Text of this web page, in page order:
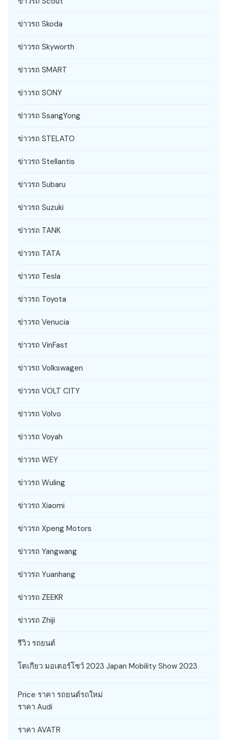
ข่าวรถ Skoda
ข่าวรถ Skyworth
ข่าวรถ SMART
ข่าวรถ SONY
ข่าวรถ SsangYong
ข่าวรถ STELATO
ข่าวรถ Stellantis
ข่าวรถ Subaru
ข่าวรถ Suzuki
ข่าวรถ TANK
ข่าวรถ TATA
ข่าวรถ Tesla
ข่าวรถ Toyota
ข่าวรถ Venucia
ข่าวรถ VinFast
ข่าวรถ Volkswagen
ข่าวรถ VOLT CITY
ข่าวรถ Volvo
ข่าวรถ Voyah
ข่าวรถ WEY
ข่าวรถ Wuling
ข่าวรถ Xiaomi
ข่าวรถ Xpeng Motors
ข่าวรถ Yangwang
ข่าวรถ Yuanhang
ข่าวรถ ZEEKR
ข่าวรถ Zhiji
รีวิว รถยนต์
โตเกียว มอเตอร์โชว์ 2023 Japan Mobility Show 2023
Price ราคา รถยนต์รถใหม่
ราคา Audi
ราคา AVATR